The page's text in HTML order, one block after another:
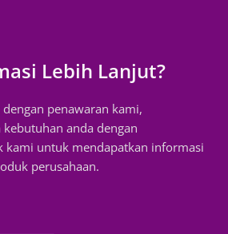
Lebih Lanjut?
penawaran kami,
anda dengan
kami untuk mendapatkan informasi
perusahaan.